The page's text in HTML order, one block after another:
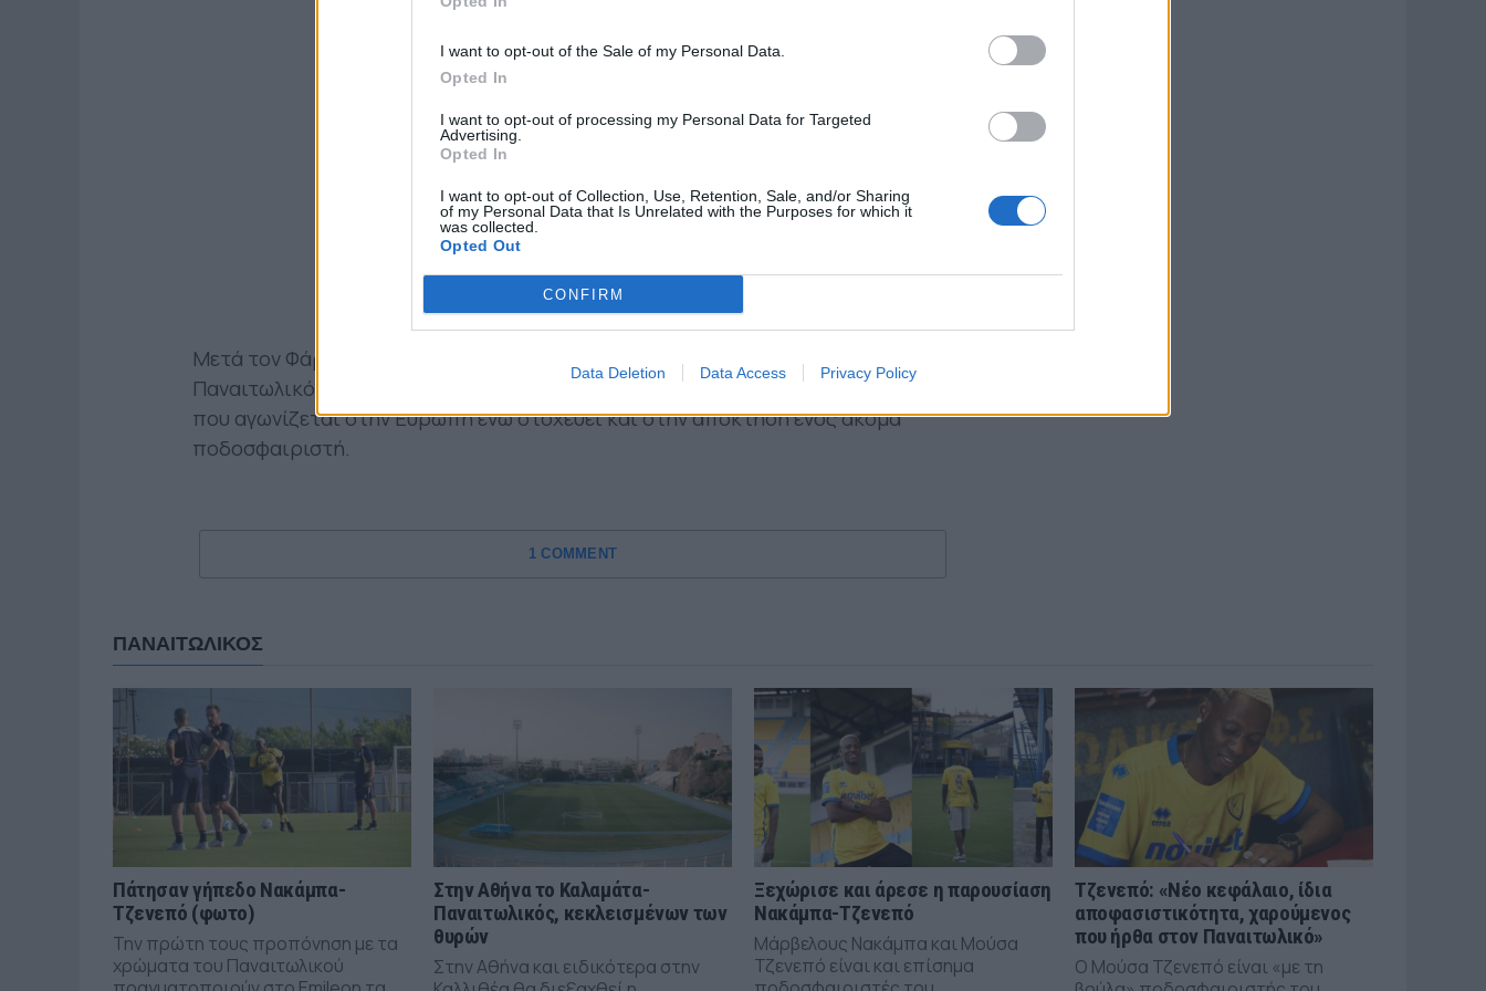
I want to opt-out of the Sale of my Personal Data.
Opted In
I want to opt-out of processing my Personal Data for Targeted
Advertising.
Opted In
I want to opt-out of Collection, Use, Retention, Sale, and/or Sharing
of my Personal Data that Is Unrelated with the Purposes for which it
was collected.
Opted Out
CONFIRM
Data Deletion Data Access Privacy Policy
Μετά τον Φάρλεϊ Ρόσα θα είναι η δεύτερη μεταγραφή μέσα σε λίγες ώρες, με τον
Παναιτωλικό ωστόσο να είναι κοντά σε μία ακόμα περίπτωση μεσοεπιθετικού
που αγωνίζεται στην Ευρώπη ενώ στοχεύει και στην απόκτηση ενός ακόμα
ποδοσφαιριστή.
1 COMMENT
ΠΑΝΑΙΤΩΛΙΚΟΣ
Πάτησαν γήπεδο Νακάμπα-
Τζενεπό (φωτο)
Την πρώτη τους προπόνηση με τα
χρώματα του Παναιτωλικού
Στην Αθήνα το Καλαμάτα-
Παναιτωλικός, κεκλεισμένων των
θυρών
Στην Αθήνα και ειδικότερα στην
Ξεχώρισε και άρεσε η παρουσίαση
Νακάμπα-Τζενεπό
Μάρβελους Νακάμπα και Μούσα
Τζενεπό είναι και επίσημα
Τζενεπό: «Νέο κεφάλαιο, ίδια
αποφασιστικότητα, χαρούμενος
που ήρθα στον Παναιτωλικό»
Ο Μούσα Τζενεπό είναι «με τη